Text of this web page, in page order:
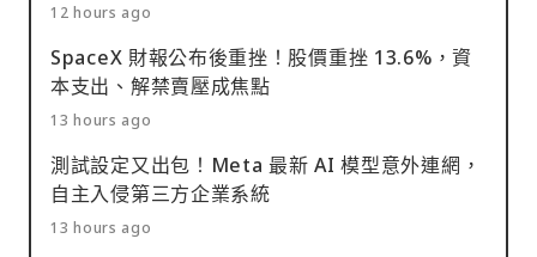
12 hours ago
SpaceX 財報公布後重挫！股價重挫 13.6%，資
本支出、解禁賣壓成焦點
13 hours ago
測試設定又出包！Meta 最新 AI 模型意外連網，
自主入侵第三方企業系統
13 hours ago